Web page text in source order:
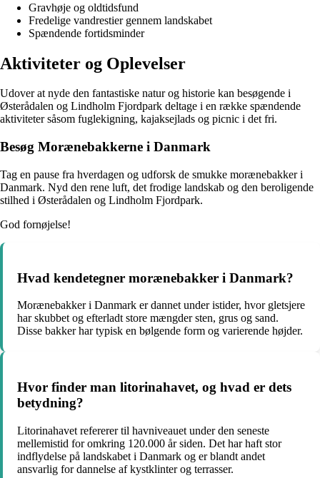
Gravhøje og oldtidsfund
Fredelige vandrestier gennem landskabet
Spændende fortidsminder
Aktiviteter og Oplevelser
Udover at nyde den fantastiske natur og historie kan besøgende i
Østerådalen og Lindholm Fjordpark deltage i en række spændende
aktiviteter såsom fuglekigning, kajaksejlads og picnic i det fri.
Besøg Morænebakkerne i Danmark
Tag en pause fra hverdagen og udforsk de smukke morænebakker i
Danmark. Nyd den rene luft, det frodige landskab og den beroligende
stilhed i Østerådalen og Lindholm Fjordpark.
God fornøjelse!
Hvad kendetegner morænebakker i Danmark?
Morænebakker i Danmark er dannet under istider, hvor gletsjere
har skubbet og efterladt store mængder sten, grus og sand.
Disse bakker har typisk en bølgende form og varierende højder.
Hvor finder man litorinahavet, og hvad er dets
betydning?
Litorinahavet refererer til havniveauet under den seneste
mellemistid for omkring 120.000 år siden. Det har haft stor
indflydelse på landskabet i Danmark og er blandt andet
ansvarlig for dannelse af kystklinter og terrasser.